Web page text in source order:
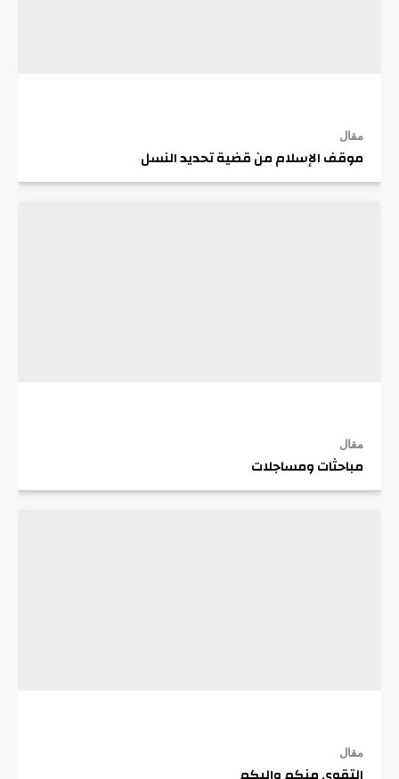
مقال
موقف الإسلام من قضية تحديد النسل
مقال
مباحثات ومساجلات
مقال